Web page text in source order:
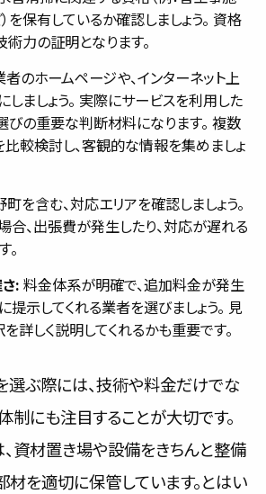
保有しているか確認しましょう。 資格
術力の証明となります。
者のホームページや、インターネット上
しましょう。 実際にサービスを利用した
びの重要な判断材料になります。 複数
比較検討し、客観的な情報を集めましょ
を含む、対応エリアを確認しましょう。
合、出張費が発生したり、対応が遅れる
: 料金体系が明確で、追加料金が発生
示してくれる業者を選びましょう。 見
詳しく説明してくれるかも重要です。
ぶ際には、技術や料金だけでな
制にも注目することが大切です。
資材置き場や設備をきちんと整備
材を適切に保管しています。とはい